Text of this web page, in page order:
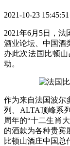
2021-10-23 15:45:51
2021年6月5日，
酒业论坛、中国酒
办此次法国比顿
动。
作为来自法国波尔
列、ALTA顶峰系
周年的“十二生肖
的酒款为各种贵宾
比顿山酒庄中国总